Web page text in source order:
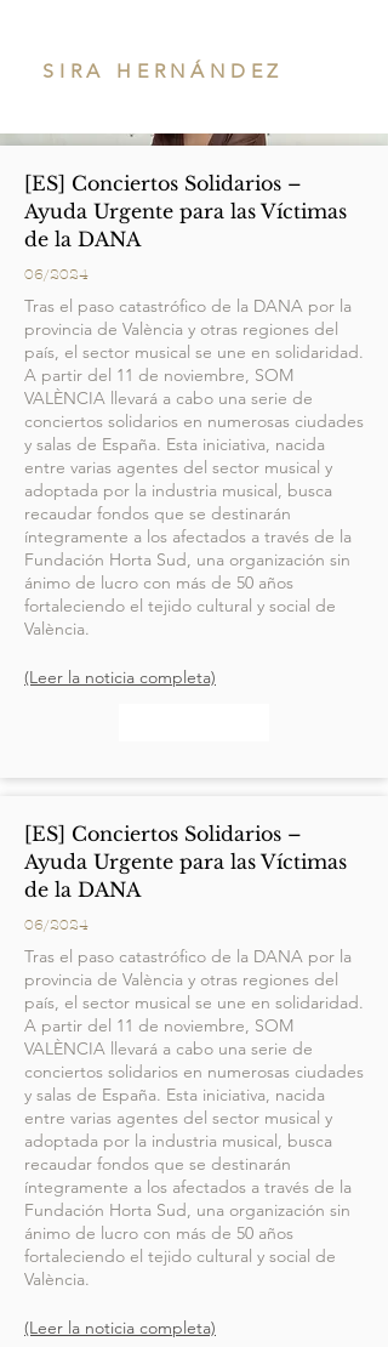
SIRA HERNÁNDEZ
[ES] Conciertos Solidarios –
Ayuda Urgente para las Víctimas
de la DANA
06/2024
Tras el paso catastrófico de la DANA por la
provincia de València y otras regiones del
país, el sector musical se une en solidaridad.
A partir del 11 de noviembre, SOM
VALÈNCIA llevará a cabo una serie de
conciertos solidarios en numerosas ciudades
y salas de España. Esta iniciativa, nacida
entre varias agentes del sector musical y
adoptada por la industria musical, busca
recaudar fondos que se destinarán
íntegramente a los afectados a través de la
Fundación Horta Sud, una organización sin
ánimo de lucro con más de 50 años
fortaleciendo el tejido cultural y social de
València.
(Leer la noticia completa)
[ES] Conciertos Solidarios –
Ayuda Urgente para las Víctimas
de la DANA
06/2024
Tras el paso catastrófico de la DANA por la
provincia de València y otras regiones del
país, el sector musical se une en solidaridad.
A partir del 11 de noviembre, SOM
VALÈNCIA llevará a cabo una serie de
conciertos solidarios en numerosas ciudades
y salas de España. Esta iniciativa, nacida
entre varias agentes del sector musical y
adoptada por la industria musical, busca
recaudar fondos que se destinarán
íntegramente a los afectados a través de la
Fundación Horta Sud, una organización sin
ánimo de lucro con más de 50 años
fortaleciendo el tejido cultural y social de
València.
(Leer la noticia completa)